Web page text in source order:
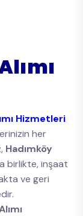
Hizmetleri
her
Hadımköy
birlikte, inşaat
ve geri